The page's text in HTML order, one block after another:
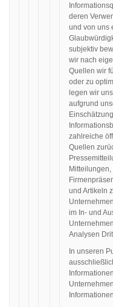
deren
und von uns
subjektiv
wir nach
Quellen wir
oder zu
legen wir
aufgrund
zahlreiche
Quellen
und Artikeln
im In- und
Analysen
In unseren